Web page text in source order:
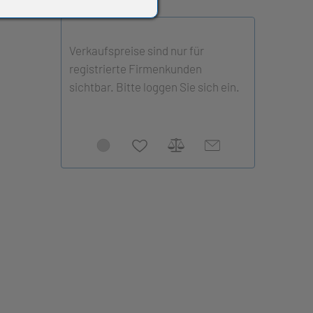
Verkaufspreise sind nur für
registrierte Firmenkunden
sichtbar. Bitte loggen Sie sich ein.